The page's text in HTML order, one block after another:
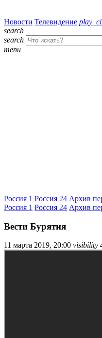
Новости Телевидение
search
search
menu
Россия 1 Россия 24 Архив
Россия 1 Россия 24 Архив
Вести Бурятия
11 марта 2019, 20:00 visibility